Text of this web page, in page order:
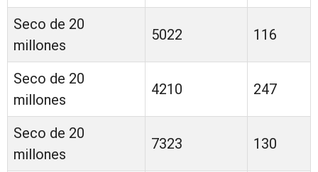
Seco de 20
millones
5022 116
Seco de 20
millones
4210 247
Seco de 20
millones
7323 130